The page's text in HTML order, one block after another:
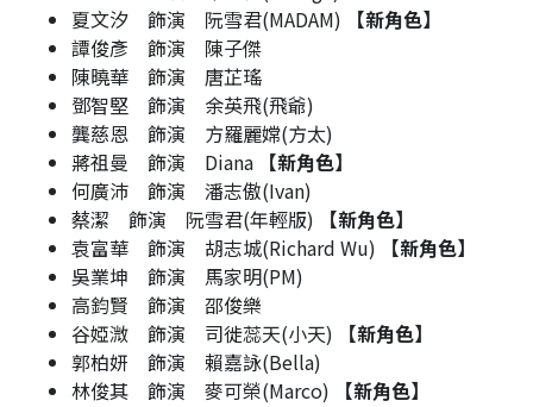
夏文汐 飾演 阮雪君(MADAM)
【新角色】
譚俊彥 飾演 陳子傑
陳曉華 飾演 唐芷瑤
鄧智堅 飾演 余英飛(飛爺)
龔慈恩 飾演 方羅麗嫦(方太)
蔣祖曼 飾演 Diana 【新角色】
何廣沛 飾演 潘志傲(Ivan)
蔡潔 飾演 阮雪君(年輕版)
【新角色】
袁富華 飾演 胡志城(Richard Wu)
【新角色】
吳業坤 飾演 馬家明(PM)
高鈞賢 飾演 邵俊樂
谷婭溦 飾演 司徙蕊天(小天)
【新角色】
郭柏妍 飾演 賴嘉詠(Bella)
林俊其 飾演 麥可榮(Marco)
【新角色】